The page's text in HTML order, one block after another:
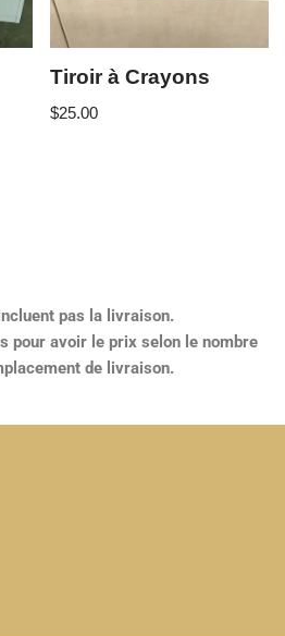
Tiroir à Crayons
$25.00
pas la livraison.
pour avoir le prix selon le nombre
de livraison.